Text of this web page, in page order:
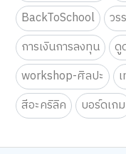
BackToSchool
ว
การเงินการลงทุน
ดู
workshop-ศิลปะ
สีอะคริลิค
บอร์ดเกม